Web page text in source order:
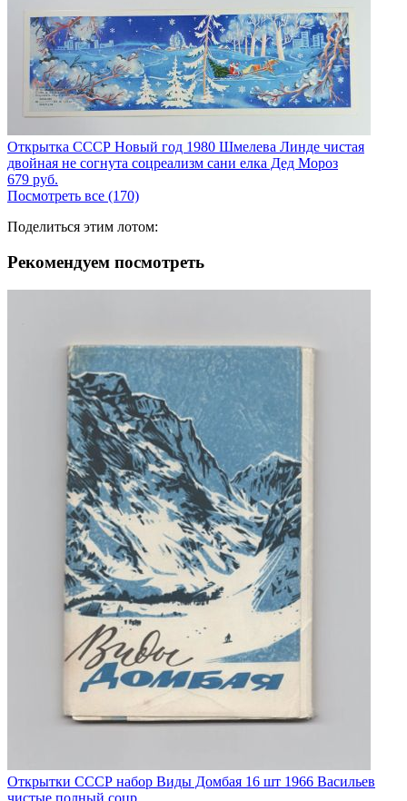
Открытка СССР Новый год 1980 Шмелева Линде чистая
двойная не согнута соцреализм сани елка Дед Мороз
679 руб.
Посмотреть все (170)
Поделиться этим лотом:
Рекомендуем посмотреть
Открытки СССР набор Виды Домбая 16 шт 1966 Васильев
чистые полный соцр...